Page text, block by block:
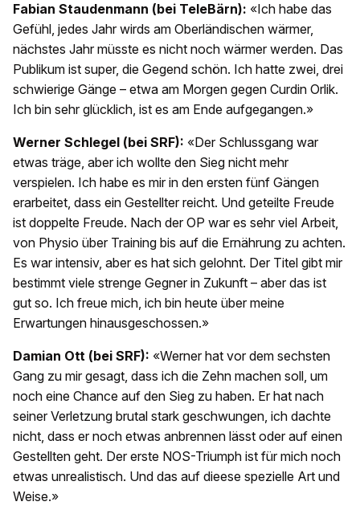
Fabian Staudenmann (bei TeleBärn): «Ich habe das
Gefühl, jedes Jahr wirds am Oberländischen wärmer,
nächstes Jahr müsste es nicht noch wärmer werden. Das
Publikum ist super, die Gegend schön. Ich hatte zwei, drei
schwierige Gänge – etwa am Morgen gegen Curdin Orlik.
Ich bin sehr glücklich, ist es am Ende aufgegangen.»
Werner Schlegel (bei SRF): «Der Schlussgang war
etwas träge, aber ich wollte den Sieg nicht mehr
verspielen. Ich habe es mir in den ersten fünf Gängen
erarbeitet, dass ein Gestellter reicht. Und geteilte Freude
ist doppelte Freude. Nach der OP war es sehr viel Arbeit,
von Physio über Training bis auf die Ernährung zu achten.
Es war intensiv, aber es hat sich gelohnt. Der Titel gibt mir
bestimmt viele strenge Gegner in Zukunft – aber das ist
gut so. Ich freue mich, ich bin heute über meine
Erwartungen hinausgeschossen.»
Damian Ott (bei SRF): «Werner hat vor dem sechsten
Gang zu mir gesagt, dass ich die Zehn machen soll, um
noch eine Chance auf den Sieg zu haben. Er hat nach
seiner Verletzung brutal stark geschwungen, ich dachte
nicht, dass er noch etwas anbrennen lässt oder auf einen
Gestellten geht. Der erste NOS-Triumph ist für mich noch
etwas unrealistisch. Und das auf dieese spezielle Art und
Weise.»